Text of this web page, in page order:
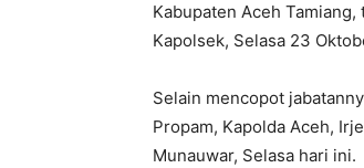
Kabupaten Aceh
Kapolsek, Selasa 23
Selain mencopot
Propam, Kapolda Aceh,
Munauwar, Selasa hari ini.